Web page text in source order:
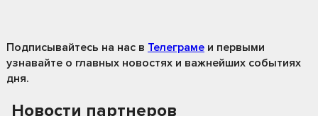
Подписывайтесь на нас в Телеграме и первыми
узнавайте о главных новостях и важнейших событиях
дня.
Новости партнеров